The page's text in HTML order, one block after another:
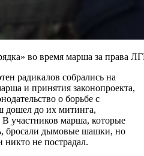
во время марша за права
радикалов собрались на
и принятия законопроекта,
о борьбе с
дошел до их митинга,
участников марша, которые
бросали дымовые шашки, но
никто не пострадал.